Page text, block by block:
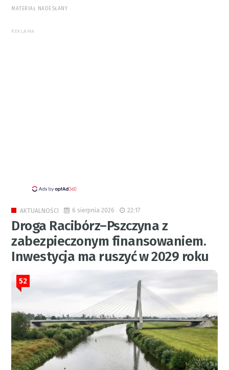
MATERIAŁ NADESŁANY
REKLAMA
AKTUALNOŚCI 6 sierpnia 2026 22:17
Droga Racibórz–Pszczyna z
zabezpieczonym finansowaniem.
Inwestycja ma ruszyć w 2029 roku
52